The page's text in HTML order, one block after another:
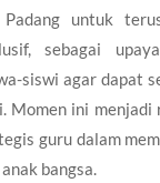
untuk
sebagai
siswi agar dapat
Momen ini menjadi
guru dalam
bangsa.​